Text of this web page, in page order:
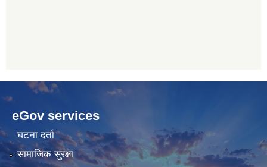
betwild
cratosroyalbet
bahis
siteleri
hdasianporns.net
lunadark.org
bahis
siteleri
eGov services
घटना दर्ता
सामाजिक सुरक्षा